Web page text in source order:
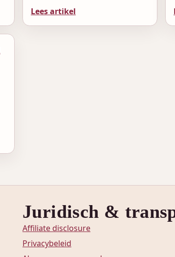
Lees artikel
Juridisch &
Affiliate disclosure
Privacybeleid